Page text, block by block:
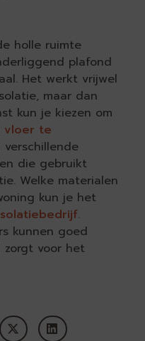
holle ruimte
plafond
Het werkt vrijwel
maar dan
kun je kiezen om
vloer te
verschillende
die gebruikt
Welke materialen
kun je het
.
kunnen goed
voor het